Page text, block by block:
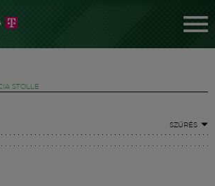
STOLLE
SZŰRÉS